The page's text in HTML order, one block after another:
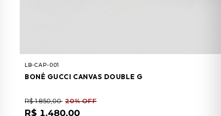
LB-CAP-001
BONÉ GUCCI CANVAS DOUBLE G
R$ 1.850,00 20% OFF
R$ 1.480,00